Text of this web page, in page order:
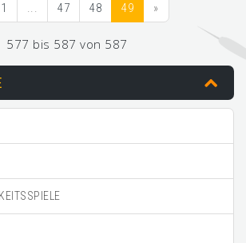
1 ... 47 48 49 »
577 bis 587 von 587